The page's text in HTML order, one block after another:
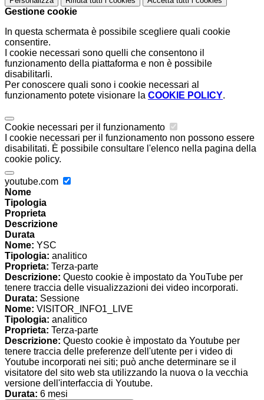
Gestione cookie
In questa schermata è possibile scegliere quali cookie
consentire.
I cookie necessari sono quelli che consentono il
funzionamento della piattaforma e non è possibile
disabilitarli.
Per conoscere quali sono i cookie necessari al
funzionamento potete visionare la COOKIE POLICY.
Cookie necessari per il funzionamento
I cookie necessari per il funzionamento non possono essere
disabilitati. È possibile consultare l'elenco nella pagina della
cookie policy.
youtube.com
Nome
Tipologia
Proprieta
Descrizione
Durata
Nome: YSC
Tipologia: analitico
Proprieta: Terza-parte
Descrizione: Questo cookie è impostato da YouTube per
tenere traccia delle visualizzazioni dei video incorporati.
Durata: Sessione
Nome: VISITOR_INFO1_LIVE
Tipologia: analitico
Proprieta: Terza-parte
Descrizione: Questo cookie è impostato da Youtube per
tenere traccia delle preferenze dell'utente per i video di
Youtube incorporati nei siti; può anche determinare se il
visitatore del sito web sta utilizzando la nuova o la vecchia
versione dell'interfaccia di Youtube.
Durata: 6 mesi